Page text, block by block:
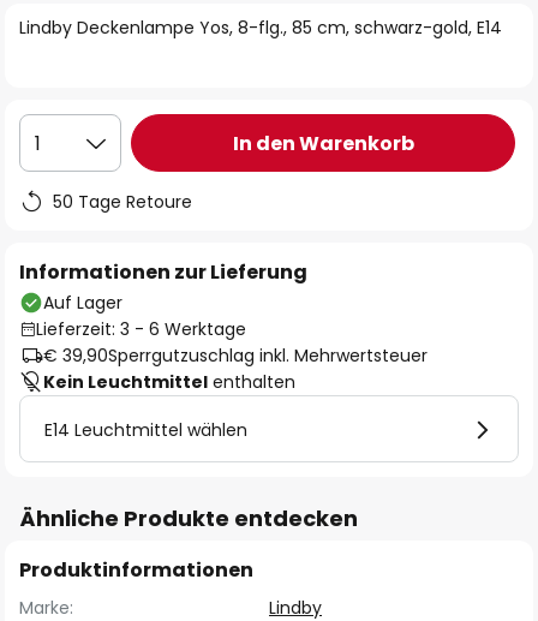
Lindby Deckenlampe Yos, 8-flg., 85 cm, schwarz-gold, E14
1 In den Warenkorb
50 Tage Retoure
Informationen zur Lieferung
Auf Lager
Lieferzeit: 3 - 6 Werktage
€ 39,90Sperrgutzuschlag inkl. Mehrwertsteuer
Kein Leuchtmittel enthalten
E14 Leuchtmittel wählen
Ähnliche Produkte entdecken
Produktinformationen
Marke:
Lindby